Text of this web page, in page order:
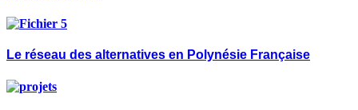
Le réseau des alternatives en Polynésie Française